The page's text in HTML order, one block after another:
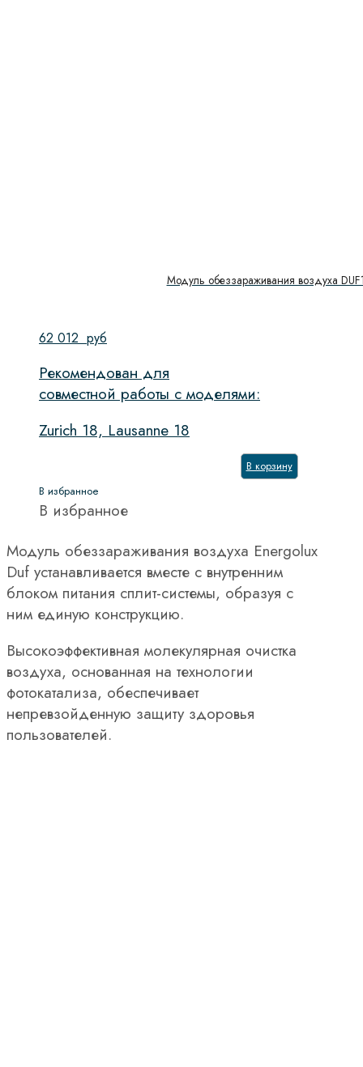
Модуль обеззараживания воздуха
62 012 руб
Рекомендован для
совместной работы с моделями:
Zurich 18, Lausanne 18
В корзину
В избранное
В избранное
Модуль обеззараживания воздуха Energolux
Duf устанавливается вместе с внутренним
блоком питания сплит-системы, образуя с
ним единую конструкцию.
Высокоэффективная молекулярная очистка
воздуха, основанная на технологии
фотокатализа, обеспечивает
непревзойденную защиту здоровья
пользователей.